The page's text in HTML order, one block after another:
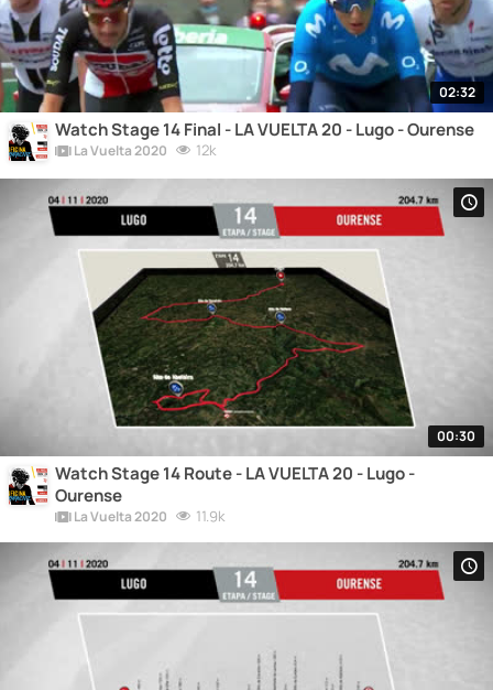
02:32
Watch Stage 14 Final - LA VUELTA 20 - Lugo - Ourense
La Vuelta 2020 12k
00:30
Watch Stage 14 Route - LA VUELTA 20 - Lugo -
Ourense
La Vuelta 2020 11.9k